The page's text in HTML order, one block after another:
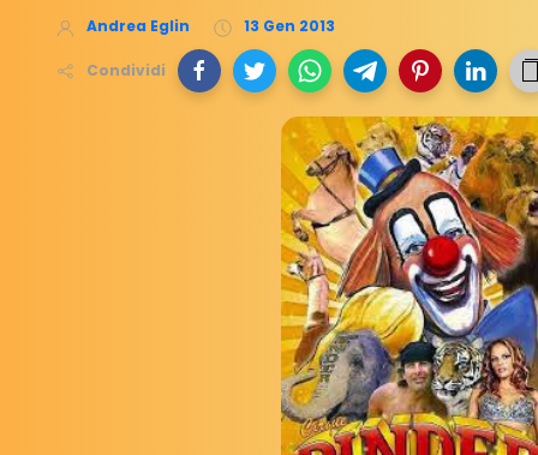
Andrea Eglin 13 Gen 2013
Condividi